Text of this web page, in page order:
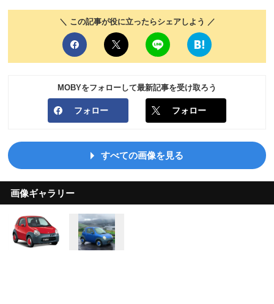
＼ この記事が役に立ったらシェアしよう ／
MOBYをフォローして最新記事を受け取ろう
フォロー フォロー
すべての画像を見る
画像ギャラリー